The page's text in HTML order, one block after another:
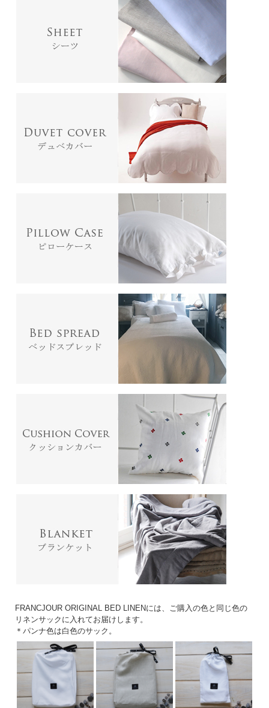
FRANCJOUR ORIGINAL BED LINENには、ご購入の色と同じ色の
リネンサックに入れてお届けします。
＊パンナ色は白色のサック。